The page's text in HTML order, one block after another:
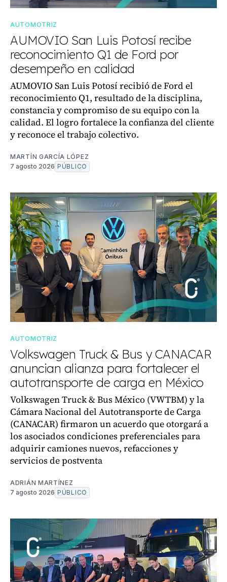
AUTOMOTRIZ
AUMOVIO San Luis Potosí recibe
reconocimiento Q1 de Ford por
desempeño en calidad
AUMOVIO San Luis Potosí recibió de Ford el
reconocimiento Q1, resultado de la disciplina,
constancia y compromiso de su equipo con la
calidad. El logro fortalece la confianza del cliente
y reconoce el trabajo colectivo.
MARTÍN GARCÍA LÓPEZ
7 agosto 2026 PÚBLICO
AUTOMOTRIZ
Volkswagen Truck & Bus y CANACAR
anuncian alianza para fortalecer el
autotransporte de carga en México
Volkswagen Truck & Bus México (VWTBM) y la
Cámara Nacional del Autotransporte de Carga
(CANACAR) firmaron un acuerdo que otorgará a
los asociados condiciones preferenciales para
adquirir camiones nuevos, refacciones y
servicios de postventa
ADRIÁN MARTÍNEZ
7 agosto 2026 PÚBLICO